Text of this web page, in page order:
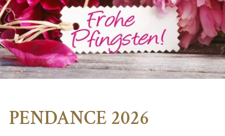
PENDANCE 2026